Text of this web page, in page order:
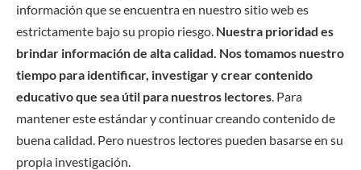
información que se encuentra en nuestro sitio web es
estrictamente bajo su propio riesgo. Nuestra prioridad es
brindar información de alta calidad. Nos tomamos nuestro
tiempo para identificar, investigar y crear contenido
educativo que sea útil para nuestros lectores . Para
mantener este estándar y continuar creando contenido de
buena calidad. Pero nuestros lectores pueden basarse en su
propia investigación.